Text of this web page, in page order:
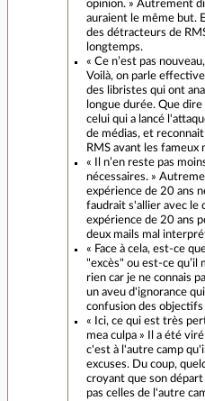
opinion. » Autrement
auraient le même but.
des détracteurs de
longtemps.
« Ce n’est pas
Voilà, on parle
des libristes qui ont
longue durée. Que
celui qui a lancé
de médias, et
RMS avant les fameux
« Il n’en reste pas
nécessaires. »
expérience de 20 ans
faudrait s'allier avec le
expérience de 20 ans
deux mails mal
« Face à cela, est-ce
"excès" ou est-ce qu’il
rien car je ne connais
un aveu d'ignorance
confusion des objectifs
« Ici, ce qui est très
mea culpa » Il a été
c'est à l'autre camp
excuses. Du coup,
croyant que son
pas celles de l'autre